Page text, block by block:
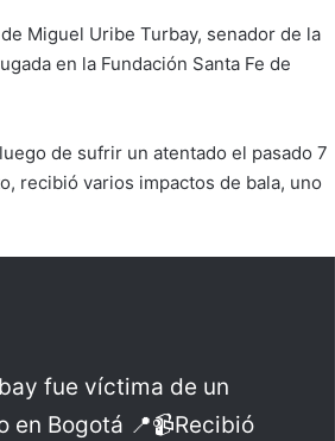
Miguel Uribe Turbay, senador de la
en la Fundación Santa Fe de
de sufrir un atentado el pasado 7
recibió varios impactos de bala, uno
fue víctima de un
Bogotá 📍📹Recibió